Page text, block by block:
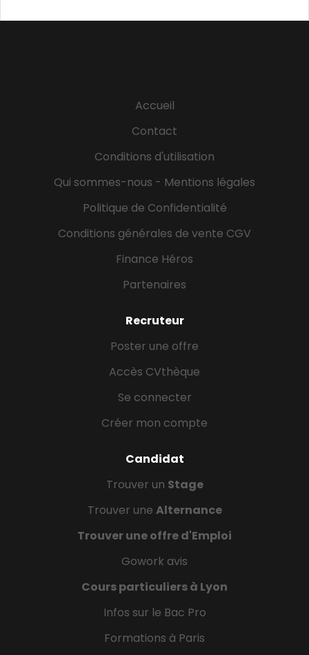
Accueil
Contact
Conditions d'utilisation
Qui sommes-nous - Mentions légales
Politique de Confidentialité
Conditions générales de vente CGV
Finance Héros
Partenaires
Recruteur
Poster une offre
Accès CVthèque
Se connecter
Créer mon compte
Candidat
Trouver un Stage
Trouver une Alternance
Trouver une offre d'Emploi
Gowork avis
Cours particuliers à Lyon
Infos sur le Bac Pro
Formations à Paris